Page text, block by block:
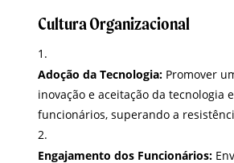
Cultura Organizacional
Adoção da Tecnologia: Promover
inovação e aceitação da tecnologia
funcionários, superando a
Engajamento dos Funcionários: